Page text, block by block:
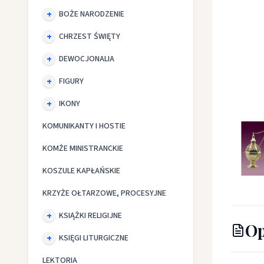
BOŻE NARODZENIE
CHRZEST ŚWIĘTY
DEWOCJONALIA
FIGURY
IKONY
KOMUNIKANTY I HOSTIE
KOMŻE MINISTRANCKIE
KOSZULE KAPŁAŃSKIE
KRZYŻE OŁTARZOWE, PROCESYJNE
KSIĄŻKI RELIGIJNE
KSIĘGI LITURGICZNE
LEKTORIA